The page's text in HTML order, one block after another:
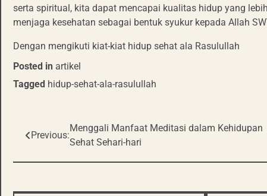
serta spiritual, kita dapat mencapai kualitas hidup yang
menjaga kesehatan sebagai bentuk syukur kepada Allah
Dengan mengikuti kiat-kiat hidup sehat ala Rasulullah
Posted in artikel
Tagged hidup-sehat-ala-rasulullah
Post
Previous:
Menggali Manfaat Meditasi dalam Kehidupan
Sehat Sehari-hari